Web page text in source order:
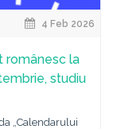
4 Feb 2026
românesc la
studiu
„Calendarului